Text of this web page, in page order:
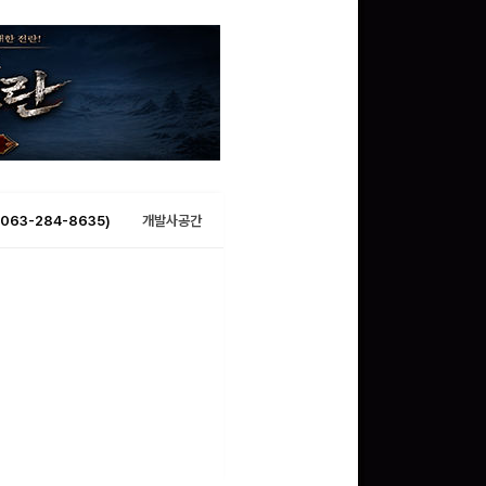
(063-284-8635) 개발사공간